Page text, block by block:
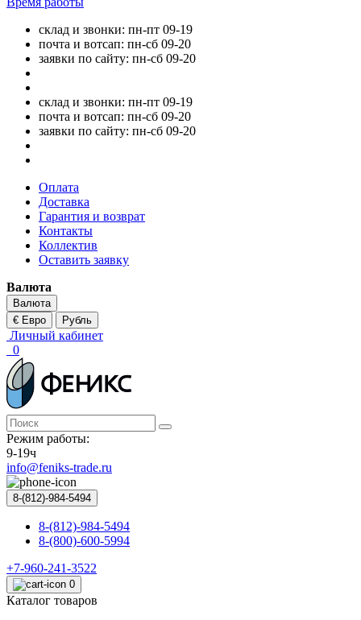
склад и звонки: пн-пт 09-19
почта и вотсап: пн-сб 09-20
заявки по сайту: пн-сб 09-20
склад и звонки: пн-пт 09-19
почта и вотсап: пн-сб 09-20
заявки по сайту: пн-сб 09-20
Оплата
Доставка
Гарантия и возврат
Контакты
Коллектив
Оставить заявку
Валюта
Валюта
€ Евро
Рубль
Личный кабинет
0
Режим работы:
9-19ч
info@feniks-trade.ru
8-(812)-984-5494
8-(812)-984-5494
8-(800)-600-5994
+7-960-241-3522
0
Каталог товаров